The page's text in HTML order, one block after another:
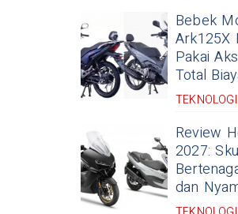
Bebek
Ark125X
Pakai
Total
Review
2027:
dan